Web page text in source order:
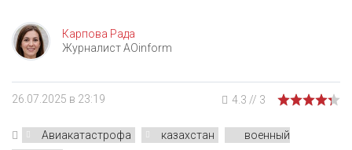
Карпова Рада
Журналист AOinform
26.07.2025 в 23:19 4.3 // 3
Авиакатастрофа казахстан
военный